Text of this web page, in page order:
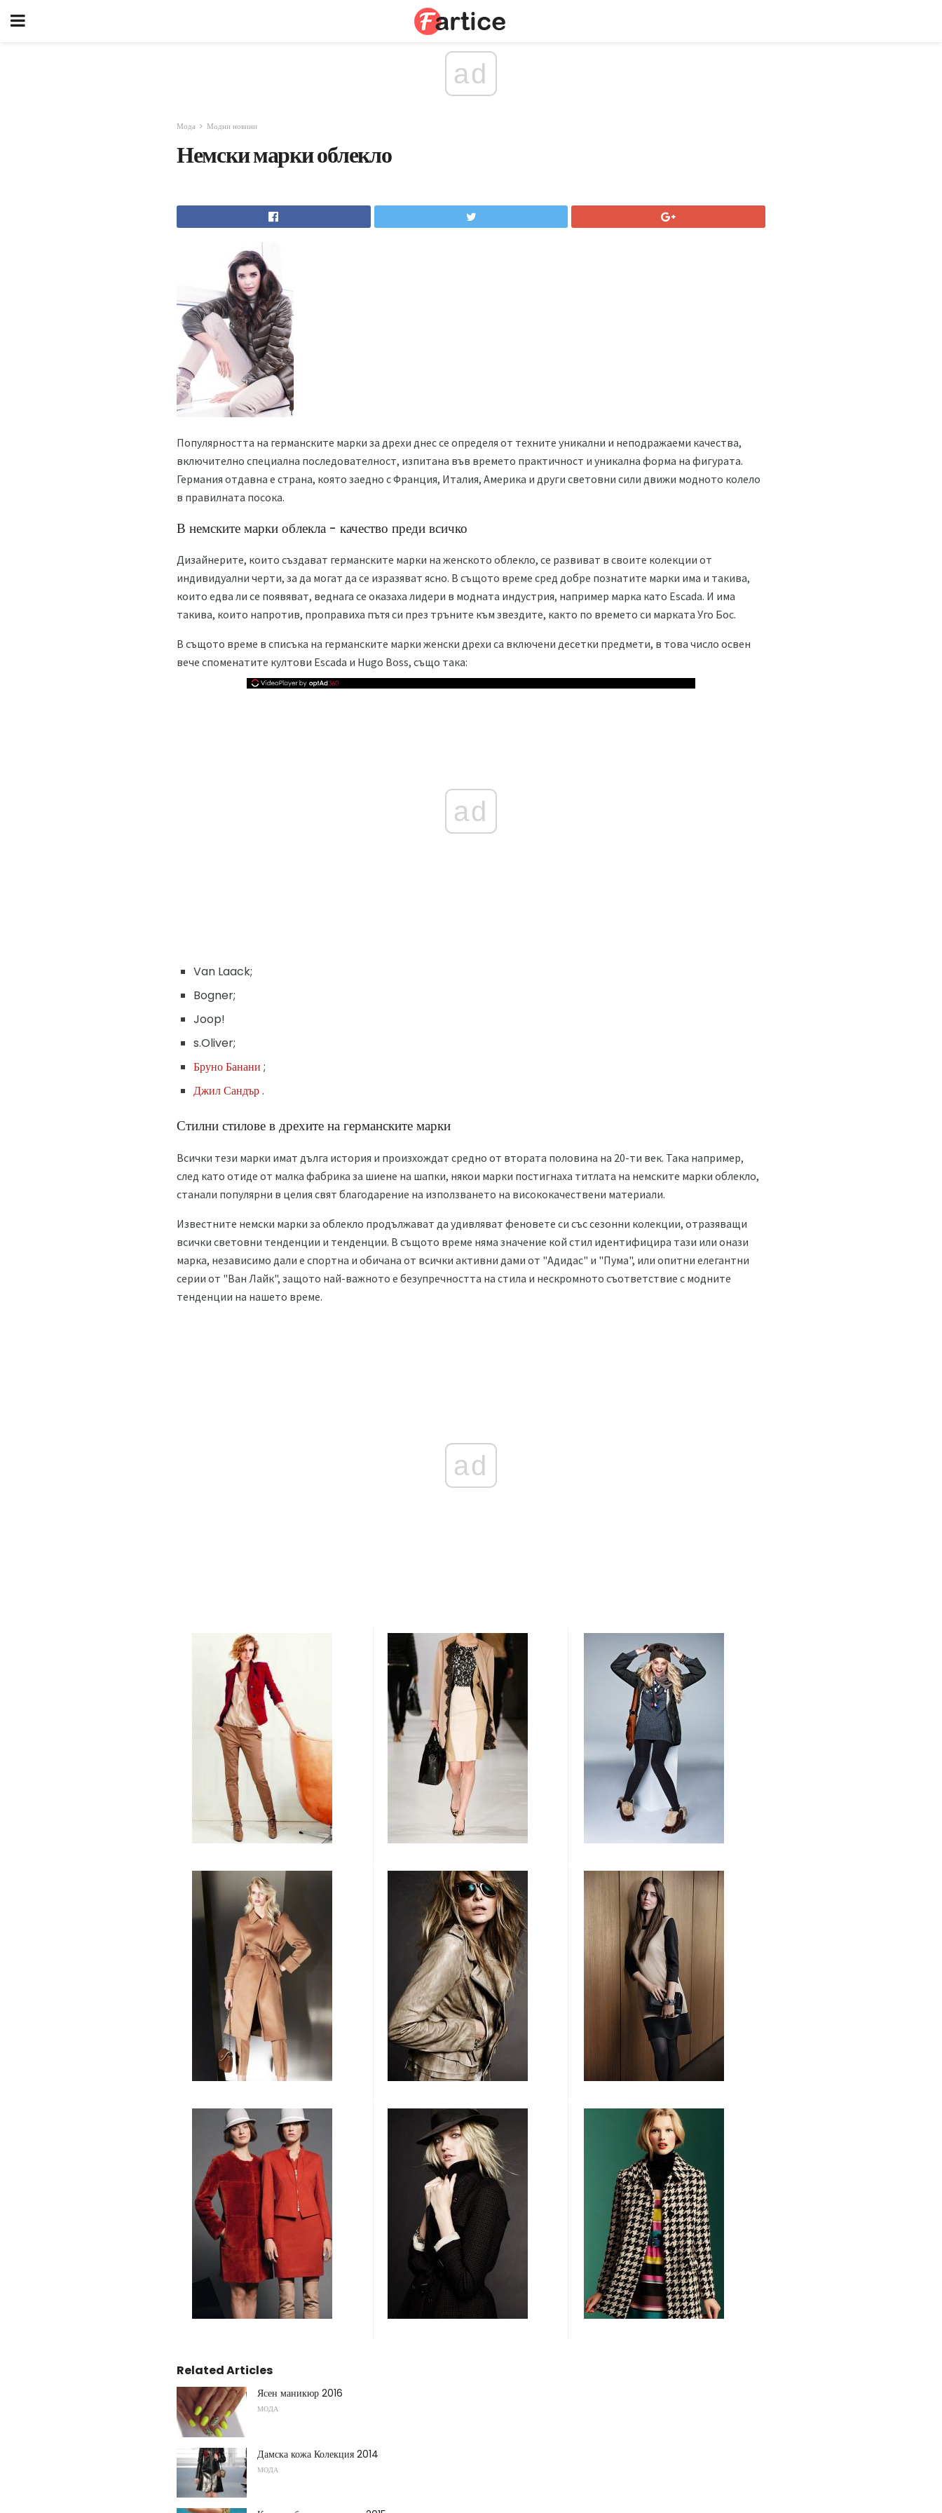
ad
Мода Модни новини
Немски марки облекло
Популярността на германските марки за дрехи днес се определя от техните уникални и неподражаеми качества,
включително специална последователност, изпитана във времето практичност и уникална форма на фигурата.
Германия отдавна е страна, която заедно с Франция, Италия, Америка и други световни сили движи модното колело
в правилната посока.
В немските марки облекла - качество преди всичко
Дизайнерите, които създават германските марки на женското облекло, се развиват в своите колекции от
индивидуални черти, за да могат да се изразяват ясно. В същото време сред добре познатите марки има и такива,
които едва ли се появяват, веднага се оказаха лидери в модната индустрия, например марка като Escada. И има
такива, които напротив, проправиха пътя си през тръните към звездите, както по времето си марката Уго Бос.
В същото време в списъка на германските марки женски дрехи са включени десетки предмети, в това число освен
вече споменатите култови Escada и Hugo Boss, също така:
ad
Van Laack;
Bogner;
Joop!
s.Oliver;
Бруно Банани ;
Джил Сандър.
Стилни стилове в дрехите на германските марки
Всички тези марки имат дълга история и произхождат средно от втората половина на 20-ти век. Така например,
след като отиде от малка фабрика за шиене на шапки, някои марки постигнаха титлата на немските марки облекло,
станали популярни в целия свят благодарение на използването на висококачествени материали.
Известните немски марки за облекло продължават да удивляват феновете си със сезонни колекции, отразяващи
всички световни тенденции и тенденции. В същото време няма значение кой стил идентифицира тази или онази
марка, независимо дали е спортна и обичана от всички активни дами от "Адидас" и "Пума", или опитни елегантни
серии от "Ван Лайк", защото най-важното е безупречността на стила и нескромното съответствие с модните
тенденции на нашето време.
ad
Related Articles
Ясен маникюр 2016
МОДА
Дамска кожа Колекция 2014
МОДА